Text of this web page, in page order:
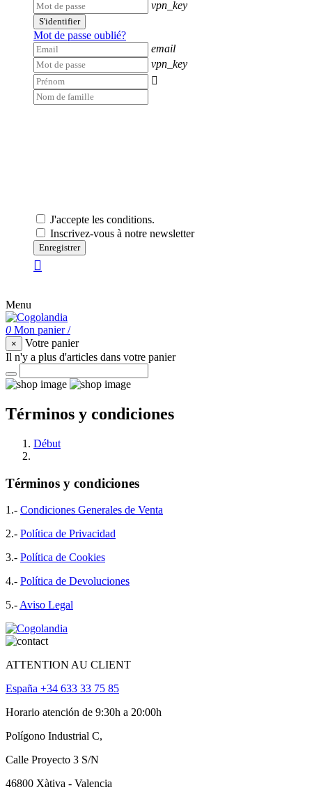
vpn_key
S'identifier
Mot de passe oublié?
email
vpn_key

J'accepte les conditions.
Inscrivez-vous à notre newsletter
Enregistrer
Menu
0 Mon panier/
×
Votre panier
Il n'y a plus d'articles dans votre panier
Términos y condiciones
Début
Términos y condiciones
1.- Condiciones Generales de Venta
2.- Política de Privacidad
3.- Política de Cookies
4.- Política de Devoluciones
5.- Aviso Legal
ATTENTION AU CLIENT
España +34 633 33 75 85
Horario atención de 9:30h a 20:00h
Polígono Industrial C,
Calle Proyecto 3 S/N
46800 Xàtiva - Valencia